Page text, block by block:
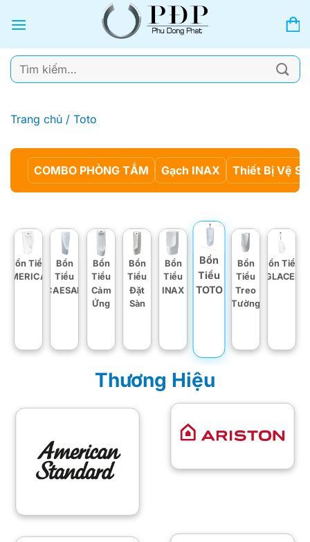
qua
dung
Tìm
kiếm:
Trang chủ / Toto
COMBO PHÒNG TẮM Gạch INAX Thiết Bị Vệ
Bồn Tiểu
AMERICAN
Bồn
Tiểu
CAESAR
Bồn
Tiểu
Cảm
Ứng
Bồn
Tiểu
Đặt
Sàn
Bồn
Tiểu
INAX
Bồn
Tiểu
TOTO
Bồn
Tiểu
Treo
Tường
Bồn Tiểu
VIGLACERA
Thương Hiệu